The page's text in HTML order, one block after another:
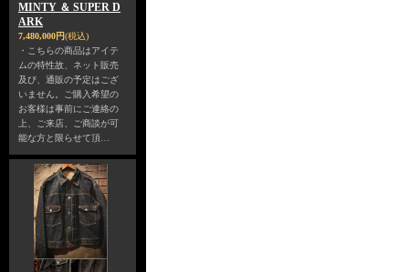
MINTY ＆ SUPER D
ARK
7,480,000円(税込)
・こちらの商品はアイテ
ムの特性故、ネット販売
及び、通販の予定はござ
いません。ご購入希望の
お客様は事前にご連絡の
上、ご来店、ご商談が可
能な方と限らせて頂…